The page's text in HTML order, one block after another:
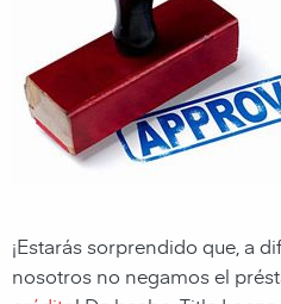
¡Estarás sorprendido que, a
nosotros no negamos el